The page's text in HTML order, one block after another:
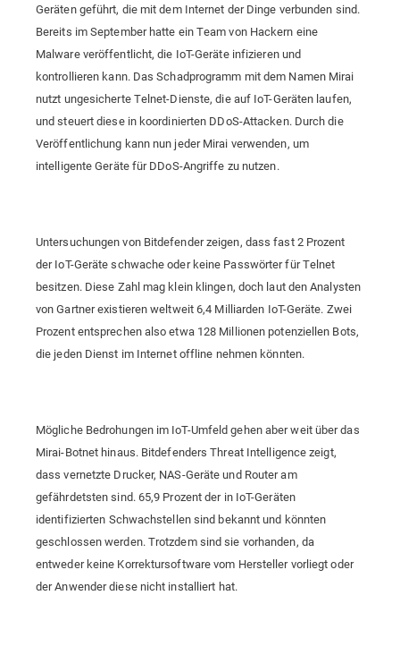
Geräten geführt, die mit dem Internet der Dinge verbunden sind.
Bereits im September hatte ein Team von Hackern eine
Malware veröffentlicht, die IoT-Geräte infizieren und
kontrollieren kann. Das Schadprogramm mit dem Namen Mirai
nutzt ungesicherte Telnet-Dienste, die auf IoT-Geräten laufen,
und steuert diese in koordinierten DDoS-Attacken. Durch die
Veröffentlichung kann nun jeder Mirai verwenden, um
intelligente Geräte für DDoS-Angriffe zu nutzen.
Untersuchungen von Bitdefender zeigen, dass fast 2 Prozent
der IoT-Geräte schwache oder keine Passwörter für Telnet
besitzen. Diese Zahl mag klein klingen, doch laut den Analysten
von Gartner existieren weltweit 6,4 Milliarden IoT-Geräte. Zwei
Prozent entsprechen also etwa 128 Millionen potenziellen Bots,
die jeden Dienst im Internet offline nehmen könnten.
Mögliche Bedrohungen im IoT-Umfeld gehen aber weit über das
Mirai-Botnet hinaus. Bitdefenders Threat Intelligence zeigt,
dass vernetzte Drucker, NAS-Geräte und Router am
gefährdetsten sind. 65,9 Prozent der in IoT-Geräten
identifizierten Schwachstellen sind bekannt und könnten
geschlossen werden. Trotzdem sind sie vorhanden, da
entweder keine Korrektursoftware vom Hersteller vorliegt oder
der Anwender diese nicht installiert hat.